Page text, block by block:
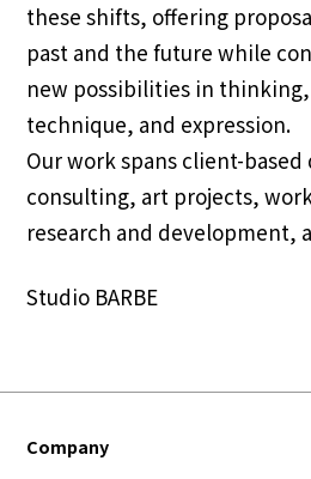
these shifts, offering
past and the future while
new possibilities in
technique, and expression.
Our work spans client-based
consulting, art projects,
Studio BARBE
Company